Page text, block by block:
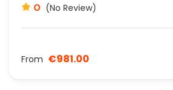
0 (No Review)
From €981.00